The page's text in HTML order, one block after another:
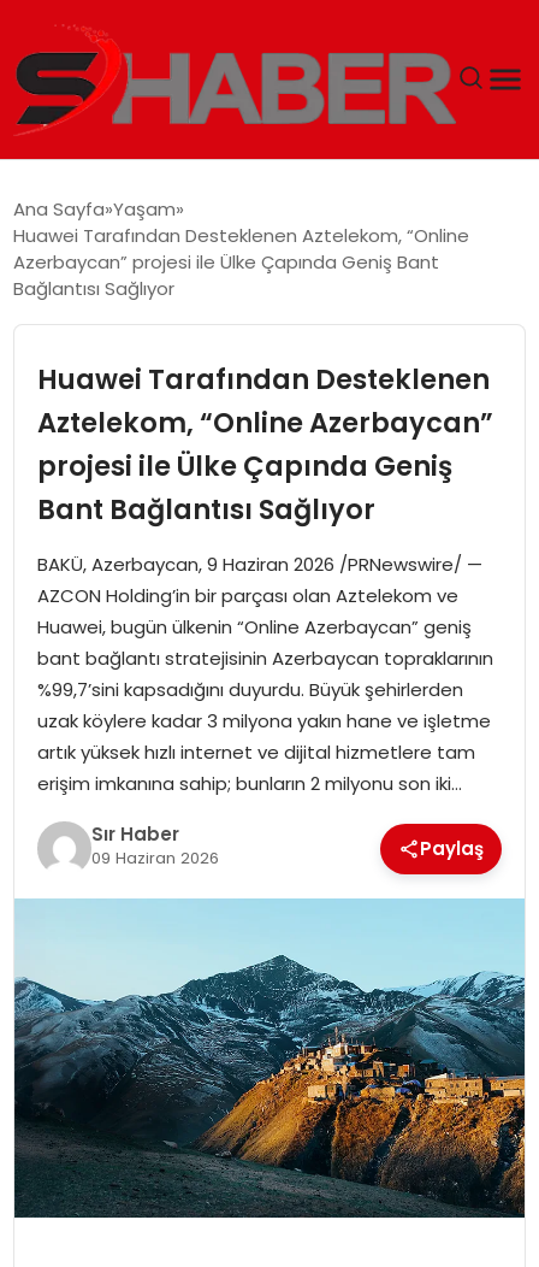
MAGAZIN
SPOR
EKONOMI
SIYASET
EĞITIM
YAŞAM
Ana Sayfa Yaşam
Huawei Tarafından Desteklenen Aztelekom, “Online
Azerbaycan” projesi ile Ülke Çapında Geniş Bant
Bağlantısı Sağlıyor
Huawei Tarafından Desteklenen
Aztelekom, “Online Azerbaycan”
projesi ile Ülke Çapında Geniş
Bant Bağlantısı Sağlıyor
BAKÜ, Azerbaycan, 9 Haziran 2026 /PRNewswire/ —
AZCON Holding’in bir parçası olan Aztelekom ve
Huawei, bugün ülkenin “Online Azerbaycan” geniş
bant bağlantı stratejisinin Azerbaycan topraklarının
%99,7’sini kapsadığını duyurdu. Büyük şehirlerden
uzak köylere kadar 3 milyona yakın hane ve işletme
artık yüksek hızlı internet ve dijital hizmetlere tam
erişim imkanına sahip; bunların 2 milyonu son iki…
Sır Haber
09 Haziran 2026 Paylaş